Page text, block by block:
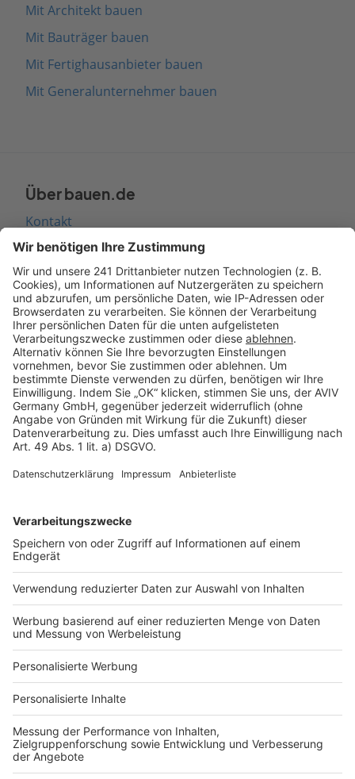
Mit Architekt bauen
Mit Bauträger bauen
Mit Fertighausanbieter bauen
Mit Generalunternehmer bauen
Über bauen.de
Kontakt
Seitenaufbau
Barrierefreiheit
Cookie Einstellungen
Rechtliches
AGB-Übersicht
Datenschutz
Impressum
Services
Bauprojekt-Quiz
Häuser-Suche
Hausanbieter-Suche
Bauprojekt-Profil
Für Unternehmen
Ihre Baufirma auf bauen.de
Kostenloses Infogespräch